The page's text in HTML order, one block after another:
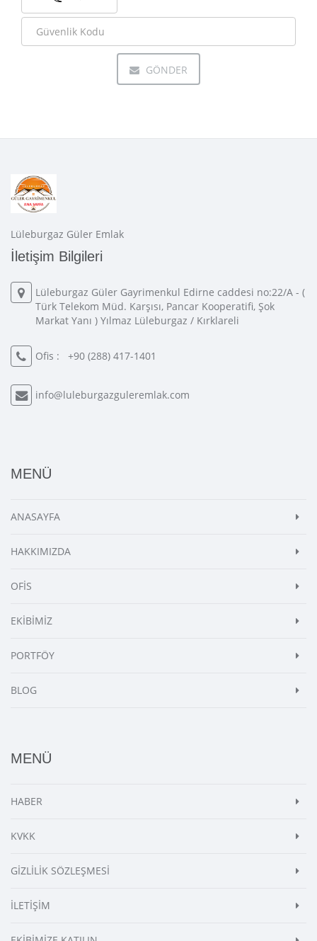
GÖNDER
Lüleburgaz Güler Emlak
İletişim Bilgileri
Lüleburgaz Güler Gayrimenkul Edirne caddesi no:22/A - (
Türk Telekom Müd. Karşısı, Pancar Kooperatifi, Şok
Markat Yanı ) Yılmaz Lüleburgaz / Kırklareli
Ofis : +90 (288) 417-1401
info@luleburgazguleremlak.com
MENÜ
ANASAYFA
HAKKIMIZDA
OFİS
EKİBİMİZ
PORTFÖY
BLOG
MENÜ
HABER
KVKK
GİZLİLİK SÖZLEŞMESİ
İLETİŞİM